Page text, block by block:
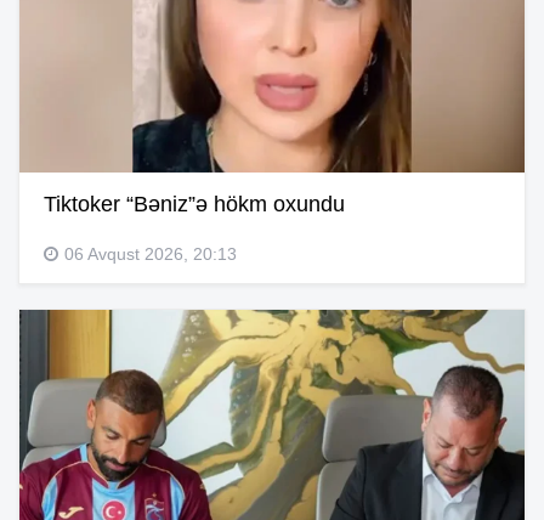
Tiktoker “Bəniz”ə hökm oxundu
06 Avqust 2026, 20:13